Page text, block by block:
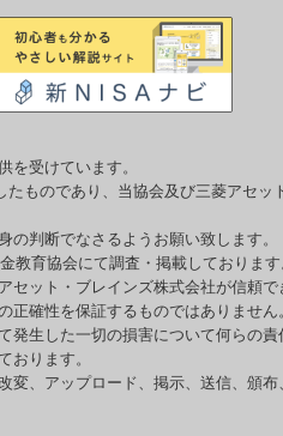
受けています。
ものであり、当協会及び三菱アセ
判断でなさるようお願い致します。
育協会にて調査・掲載しております
ット・ブレインズ株式会社が信頼
確性を保証するものではありません。
生した一切の損害について何らの責
ります。
、アップロード、掲示、送信、頒